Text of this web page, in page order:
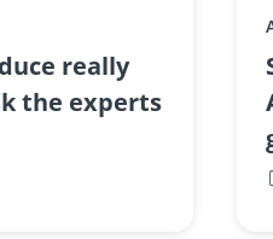
really
the experts